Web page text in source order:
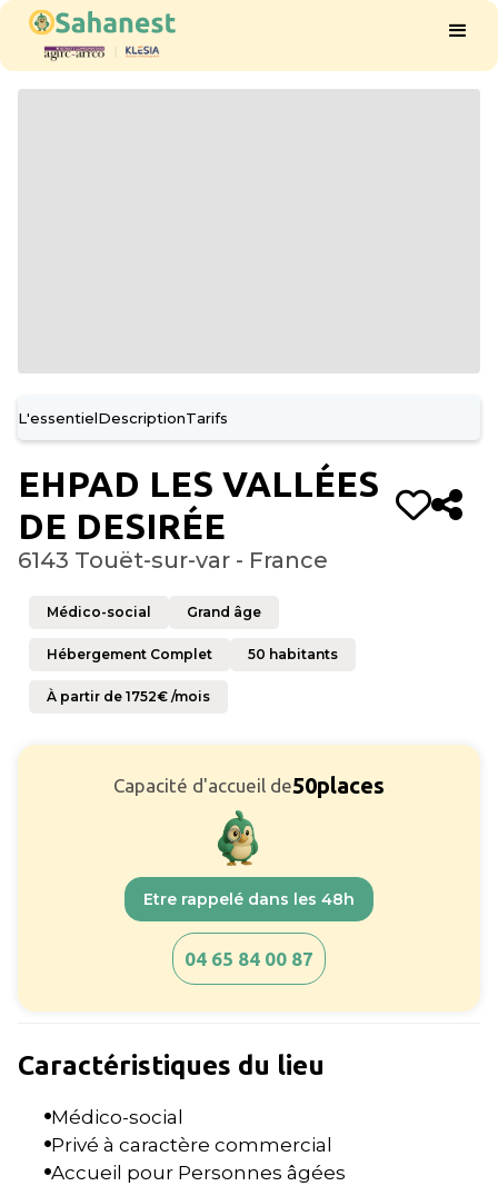
L'essentielDescriptionTarifs
EHPAD LES VALLÉES
DE DESIRÉE
6143 Touët-sur-var - France
Médico-social Grand âge
Hébergement Complet 50 habitants
À partir de 1752€ /mois
Capacité d'accueil de50places
Etre rappelé dans les 48h
04 65 84 00 87
Caractéristiques du lieu
Médico-social
Privé à caractère commercial
Accueil pour Personnes âgées